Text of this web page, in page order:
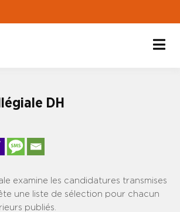
DH
examine les candidatures transmises
une liste de sélection pour chacun
publiés.